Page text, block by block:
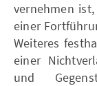
vernehmen
einer
Weiteres
einer
und